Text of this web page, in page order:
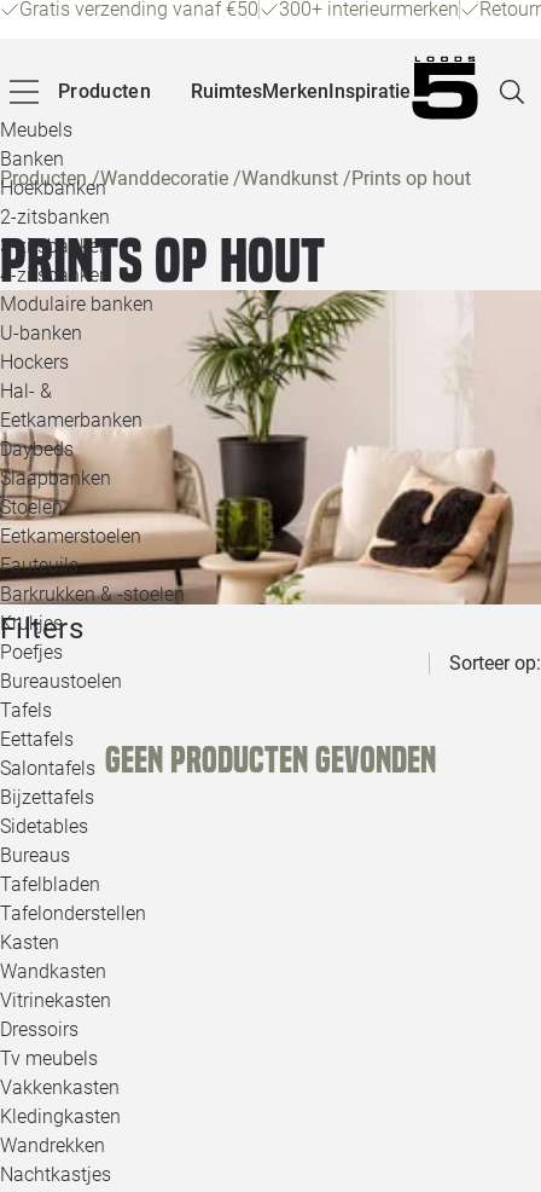
Gratis verzending vanaf €50 300+ interieurmerken
Producten
Meubels
Banken
Hoekbanken
2-zitsbanken
3-zitsbanken
4-zitsbanken
Modulaire banken
U-banken
Hockers
Hal- &
Eetkamerbanken
Daybeds
Slaapbanken
Stoelen
Eetkamerstoelen
Fauteuils
Barkrukken & -stoelen
Krukjes
Poefjes
Bureaustoelen
Tafels
Eettafels
Salontafels
Bijzettafels
Sidetables
Bureaus
Tafelbladen
Tafelonderstellen
Kasten
Wandkasten
Vitrinekasten
Dressoirs
Tv meubels
Vakkenkasten
Kledingkasten
Wandrekken
Nachtkastjes
RuimtesMerkenInspiratie
Producten/Wanddecoratie /Wandkunst /Prints op hout
Prints op hout
Filters
Sorteer op:
Geen producten gevonden